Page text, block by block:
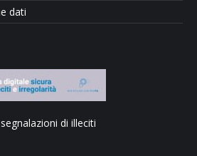
dati
di illeciti